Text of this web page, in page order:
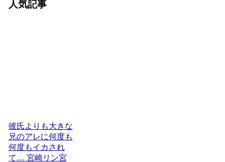
人気記事
彼氏よりも大きな
兄のアレに何度も
何度もイカされ
て… 宮崎リン宮